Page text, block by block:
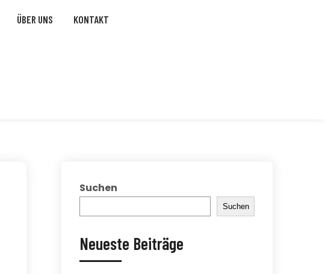
ÜBER UNS KONTAKT
Suchen
Suchen
Neueste Beiträge